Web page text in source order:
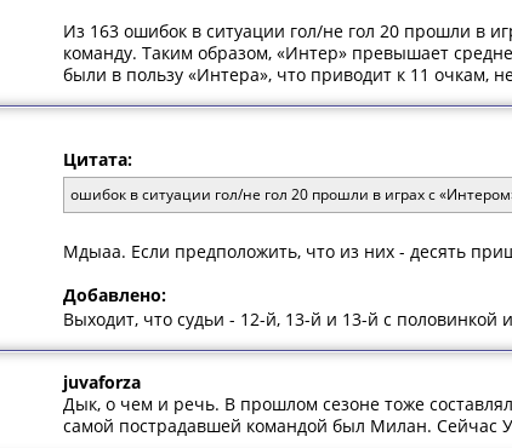
Из 163 ошибок в ситуации гол/не гол 20 прошли в
команду. Таким образом, «Интер» превышает
были в пользу «Интера», что приводит к 11 очкам,
Цитата:
ошибок в ситуации гол/не гол 20 прошли в играх с
Мдыаа. Если предположить, что из них - десять
Добавлено:
Выходит, что судьи - 12-й, 13-й и 13-й с половинкой
juvaforza
Дык, о чем и речь. В прошлом сезоне тоже
самой пострадавшей командой был Милан. Сейчас